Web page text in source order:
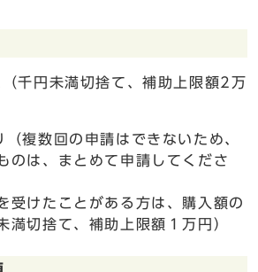
千円未満切捨て、補助上限額2万
複数回の申請はできないため、
のは、まとめて申請してくださ
受けたことがある方は、購入額の
満切捨て、補助上限額１万円）